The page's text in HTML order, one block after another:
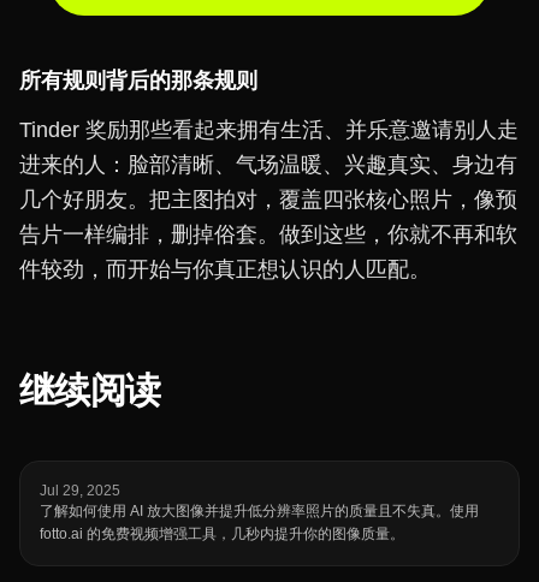
所有规则背后的那条规则
Tinder 奖励那些看起来拥有生活、并乐意邀请别人走
进来的人：脸部清晰、气场温暖、兴趣真实、身边有
几个好朋友。把主图拍对，覆盖四张核心照片，像预
告片一样编排，删掉俗套。做到这些，你就不再和软
件较劲，而开始与你真正想认识的人匹配。
继续阅读
Jul 29, 2025
了解如何使用 AI 放大图像并提升低分辨率照片的质量且不失真。使用
fotto.ai 的免费视频增强工具，几秒内提升你的图像质量。